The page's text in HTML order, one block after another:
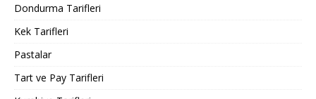
Dondurma Tarifleri
Kek Tarifleri
Pastalar
Tart ve Pay Tarifleri